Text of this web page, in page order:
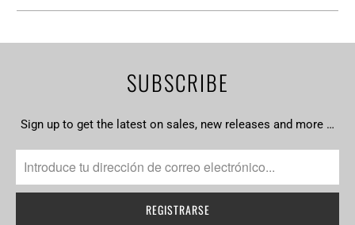
SUBSCRIBE
Sign up to get the latest on sales, new releases and more …